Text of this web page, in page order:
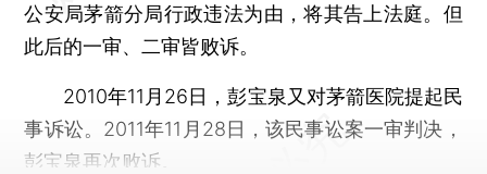
公安局茅箭分局行政违法为由，将其告上法庭。但
此后的一审、二审皆败诉。
2010年11月26日，彭宝泉又对茅箭医院提起民
事诉讼。2011年11月28日，该民事讼案一审判决，
彭宝泉再次败诉。